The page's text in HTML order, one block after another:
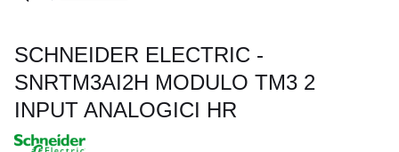
SCHNEIDER ELECTRIC -
SNRTM3AI2H MODULO TM3 2
INPUT ANALOGICI HR